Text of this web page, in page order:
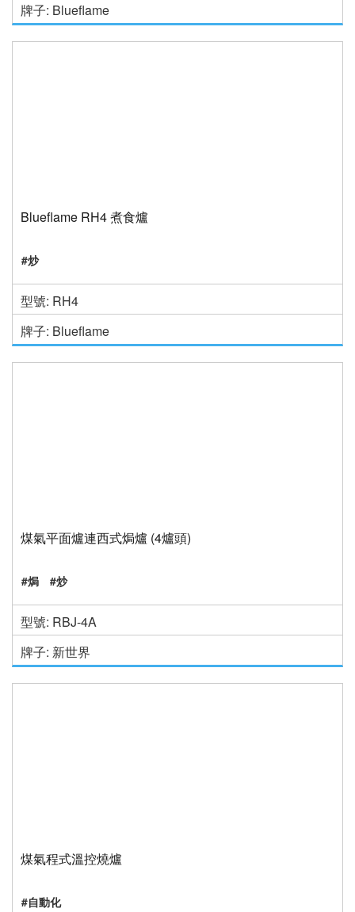
牌子: Blueflame
Blueflame RH4 煮食爐
#炒
型號: RH4
牌子: Blueflame
煤氣平面爐連西式焗爐 (4爐頭)
#焗 #炒
型號: RBJ-4A
牌子: 新世界
煤氣程式溫控燒爐
#自動化